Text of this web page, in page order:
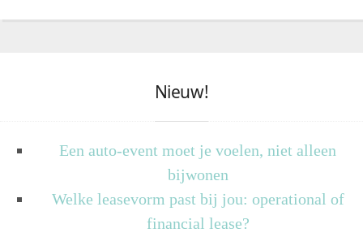
Nieuw!
Een auto-event moet je voelen, niet alleen
bijwonen
Welke leasevorm past bij jou: operational of
financial lease?